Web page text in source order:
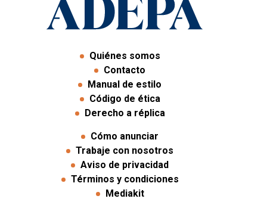
Quiénes somos
Contacto
Manual de estilo
Código de ética
Derecho a réplica
Cómo anunciar
Trabaje con nosotros
Aviso de privacidad
Términos y condiciones
Mediakit